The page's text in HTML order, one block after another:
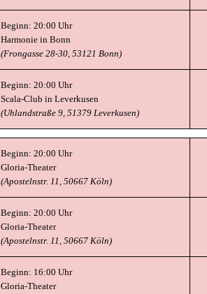
Beginn: 20:00 Uhr
Harmonie in Bonn
(Frongasse 28-30, 53121 Bonn)
Beginn: 20:00 Uhr
Scala-Club in Leverkusen
(Uhlandstraße 9, 51379 Leverkusen)
Beginn: 20:00 Uhr
Gloria-Theater
(Apostelnstr. 11, 50667 Köln)
Beginn: 20:00 Uhr
Gloria-Theater
(Apostelnstr. 11, 50667 Köln)
Beginn: 16:00 Uhr
Gloria-Theater